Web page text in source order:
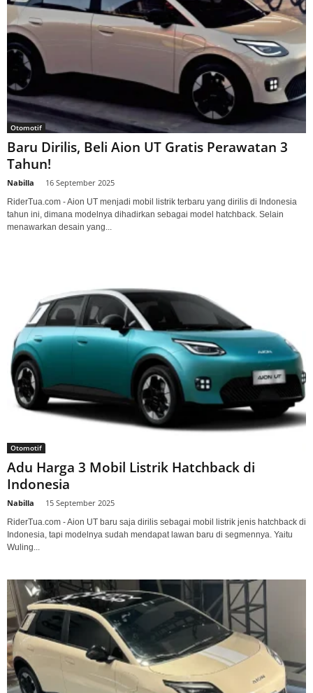
Otomotif
Baru Dirilis, Beli Aion UT Gratis Perawatan 3
Tahun!
Nabilla 16 September 2025
RiderTua.com - Aion UT menjadi mobil listrik terbaru yang dirilis di Indonesia
tahun ini, dimana modelnya dihadirkan sebagai model hatchback. Selain
menawarkan desain yang...
Otomotif
Adu Harga 3 Mobil Listrik Hatchback di
Indonesia
Nabilla 15 September 2025
RiderTua.com - Aion UT baru saja dirilis sebagai mobil listrik jenis hatchback di
Indonesia, tapi modelnya sudah mendapat lawan baru di segmennya. Yaitu
Wuling...